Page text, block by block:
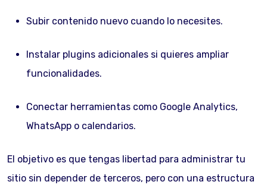
Subir contenido nuevo cuando lo necesites.
Instalar plugins adicionales si quieres ampliar
funcionalidades.
Conectar herramientas como Google Analytics,
WhatsApp o calendarios.
El objetivo es que tengas libertad para administrar tu
sitio sin depender de terceros, pero con una estructura